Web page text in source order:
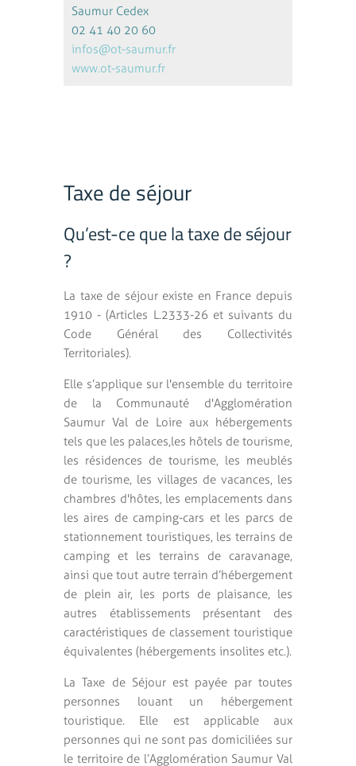
Saumur Cedex
02 41 40 20 60
infos@ot-saumur.fr
www.ot-saumur.fr
Taxe de séjour
Qu’est-ce que la taxe de séjour
?
La taxe de séjour existe en France depuis
1910 - (Articles L.2333-26 et suivants du
Code Général des Collectivités
Territoriales).
Elle s’applique sur l'ensemble du territoire
de la Communauté d'Agglomération
Saumur Val de Loire aux hébergements
tels que les palaces,les hôtels de tourisme,
les résidences de tourisme, les meublés
de tourisme, les villages de vacances, les
chambres d'hôtes, les emplacements dans
les aires de camping-cars et les parcs de
stationnement touristiques, les terrains de
camping et les terrains de caravanage,
ainsi que tout autre terrain d’hébergement
de plein air, les ports de plaisance, les
autres établissements présentant des
caractéristiques de classement touristique
équivalentes (hébergements insolites etc.).
La Taxe de Séjour est payée par toutes
personnes louant un hébergement
touristique. Elle est applicable aux
personnes qui ne sont pas domiciliées sur
le territoire de l’Agglomération Saumur Val